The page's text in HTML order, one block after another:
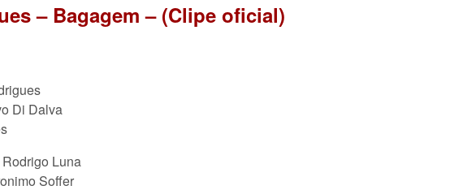
– Bagagem – (Clipe oficial)
Di Dalva
Luna
Soffer